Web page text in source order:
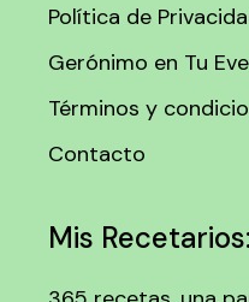
Política de
Gerónimo en Tu
Términos y
Contacto
Mis Recetarios: